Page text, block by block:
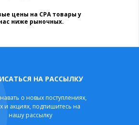
цены на CPA товары у
ниже рыночных.
НА РАССЫЛКУ
о новых поступлениях,
и акциях, подпишитесь на
нашу рассылку